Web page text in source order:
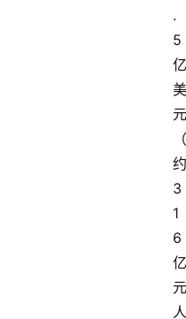
.
5
亿
美
元
（
约
3
1
6
亿
元
人